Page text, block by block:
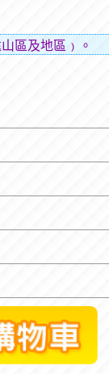
區及地區﹚。